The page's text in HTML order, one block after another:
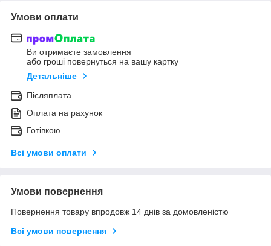
Умови оплати
Ви отримаєте замовлення
або гроші повернуться на вашу картку
Детальніше
Післяплата
Оплата на рахунок
Готівкою
Всі умови оплати
Умови повернення
Повернення товару впродовж 14 днів за домовленістю
Всі умови повернення